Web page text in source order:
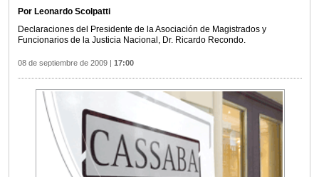
Por Leonardo Scolpatti
Declaraciones del Presidente de la Asociación de Magistrados y
Funcionarios de la Justicia Nacional, Dr. Ricardo Recondo.
08 de septiembre de 2009 17:00